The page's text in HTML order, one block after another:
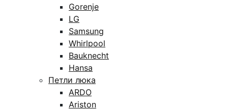
Gorenje
LG
Samsung
Whirlpool
Bauknecht
Hansa
Петли люка
ARDO
Ariston